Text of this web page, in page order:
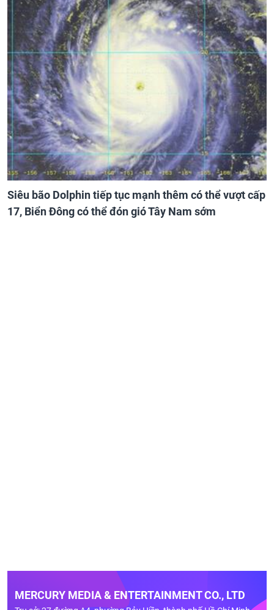
Siêu bão Dolphin tiếp tục mạnh thêm có thể vượt cấp
17, Biển Đông có thể đón gió Tây Nam sớm
MERCURY MEDIA & ENTERTAINMENT CO., LTD